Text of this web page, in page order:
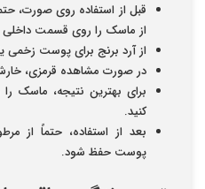
قبل از استفاده روی صورت،
از ماسک را روی قسمت داخلی بازو بمالید
از آرد برنج برای پوست زخمی
در صورت مشاهده قرمزی،
برای بهترین نتیجه، ماسک
کنید.
بعد از استفاده، حتماً از
پوست حفظ شود.